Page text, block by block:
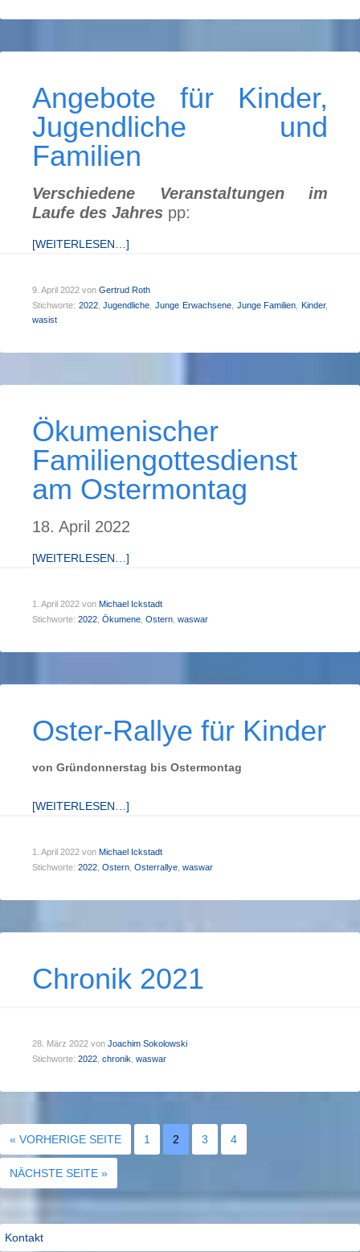
Angebote für Kinder,
Jugendliche und
Familien
Verschiedene Veranstaltungen im
Laufe des Jahres pp:
[WEITERLESEN…]
9. April 2022 von Gertrud Roth
Stichworte: 2022,Jugendliche ,Junge Erwachsene, Junge Familien ,Kinder,
wasist
Öku­men­ischer
Familien­gott­es­dienst
am Ost­er­mon­tag
18. April 2022
[WEITERLESEN…]
1. April 2022 von Michael Ickstadt
Stichworte: 2022 Ökumene Ostern waswar
Oster-Rallye für Kinder
von Gründonnerstag bis Ostermontag
[WEITERLESEN…]
1. April 2022 von Michael Ickstadt
Stichworte: 2022 Ostern Osterrallye waswar
Chronik 2021
28. März 2022 von Joachim Sokolowski
Stichworte: 2022 chronik waswar
« VORHERIGE SEITE 1 2 3 4
NÄCHSTE SEITE »
Kontakt